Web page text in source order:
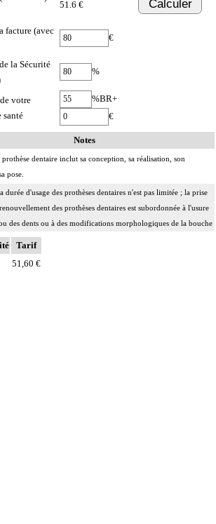
51.6 € Calculer
facture (avec
€
la Sécurité
%
votre
santé
%BR+
€
Notes
dentaire inclut sa conception, sa réalisation, son
pose.
durée d'usage des prothèses dentaires n'est pas limitée ; la prise
des prothèses dentaires est subordonnée à l'usure
des dents ou à des modifications morphologiques de la bouche
cavité de l'abdomen, par coelioscopie ou par
incluent l'évacuation de collection intraabdominale
Tarif
51,60 €